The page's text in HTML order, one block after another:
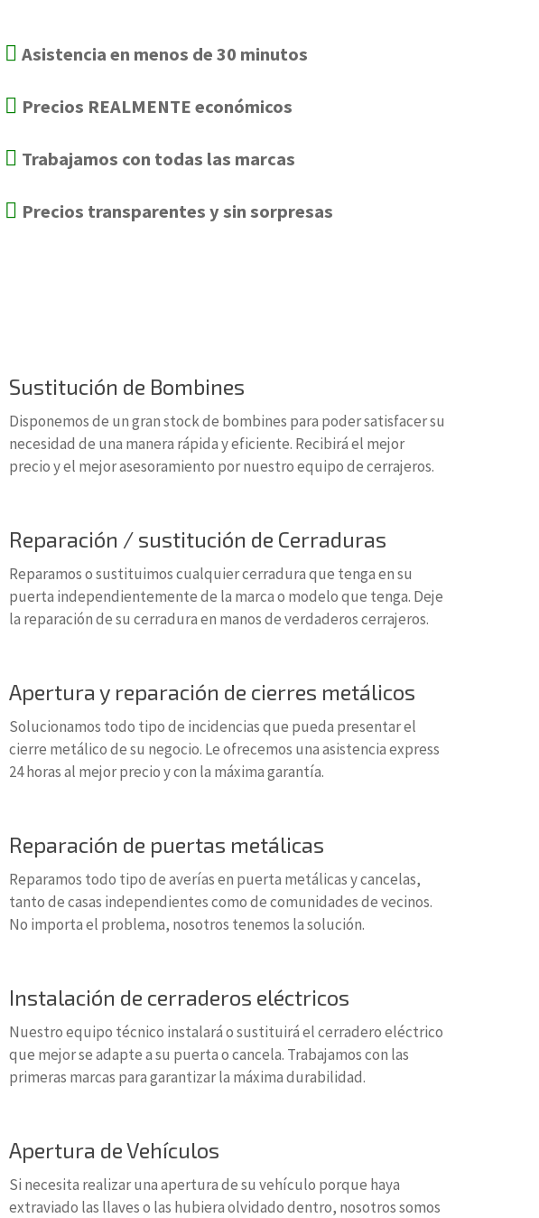
Asistencia en menos de 30 minutos
Precios REALMENTE económicos
Trabajamos con todas las marcas
Precios transparentes y sin sorpresas
Sustitución de Bombines
Disponemos de un gran stock de bombines para poder satisfacer su
necesidad de una manera rápida y eficiente. Recibirá el mejor
precio y el mejor asesoramiento por nuestro equipo de cerrajeros.
Reparación / sustitución de Cerraduras
Reparamos o sustituimos cualquier cerradura que tenga en su
puerta independientemente de la marca o modelo que tenga. Deje
la reparación de su cerradura en manos de verdaderos cerrajeros.
Apertura y reparación de cierres metálicos
Solucionamos todo tipo de incidencias que pueda presentar el
cierre metálico de su negocio. Le ofrecemos una asistencia express
24 horas al mejor precio y con la máxima garantía.
Reparación de puertas metálicas
Reparamos todo tipo de averías en puerta metálicas y cancelas,
tanto de casas independientes como de comunidades de vecinos.
No importa el problema, nosotros tenemos la solución.
Instalación de cerraderos eléctricos
Nuestro equipo técnico instalará o sustituirá el cerradero eléctrico
que mejor se adapte a su puerta o cancela. Trabajamos con las
primeras marcas para garantizar la máxima durabilidad.
Apertura de Vehículos
Si necesita realizar una apertura de su vehículo porque haya
extraviado las llaves o las hubiera olvidado dentro, nosotros somos